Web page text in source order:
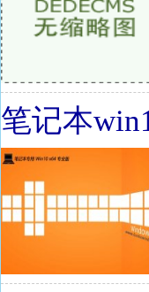
笔记本